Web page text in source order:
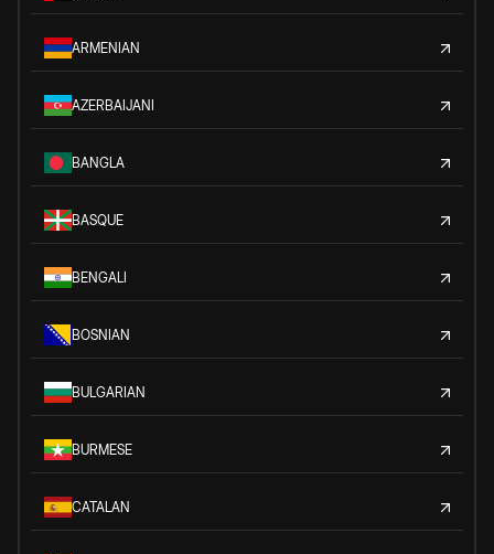
ARMENIAN
AZERBAIJANI
BANGLA
BASQUE
BENGALI
BOSNIAN
BULGARIAN
BURMESE
CATALAN